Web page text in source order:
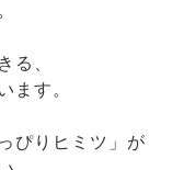
る、
ます。
ぴりヒミツ」が